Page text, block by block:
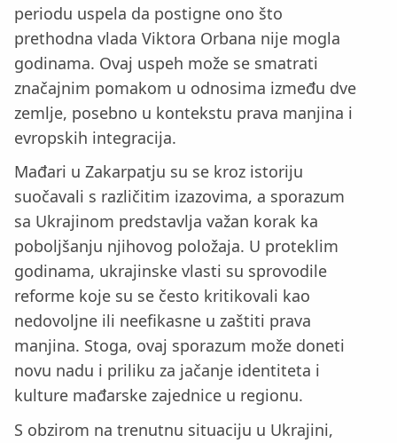
periodu uspela da postigne ono što
prethodna vlada Viktora Orbana nije mogla
godinama. Ovaj uspeh može se smatrati
značajnim pomakom u odnosima između dve
zemlje, posebno u kontekstu prava manjina i
evropskih integracija.
Mađari u Zakarpatju su se kroz istoriju
suočavali s različitim izazovima, a sporazum
sa Ukrajinom predstavlja važan korak ka
poboljšanju njihovog položaja. U proteklim
godinama, ukrajinske vlasti su sprovodile
reforme koje su se često kritikovali kao
nedovoljne ili neefikasne u zaštiti prava
manjina. Stoga, ovaj sporazum može doneti
novu nadu i priliku za jačanje identiteta i
kulture mađarske zajednice u regionu.
S obzirom na trenutnu situaciju u Ukrajini,